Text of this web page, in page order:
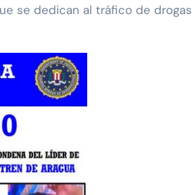
se dedican al tráfico de